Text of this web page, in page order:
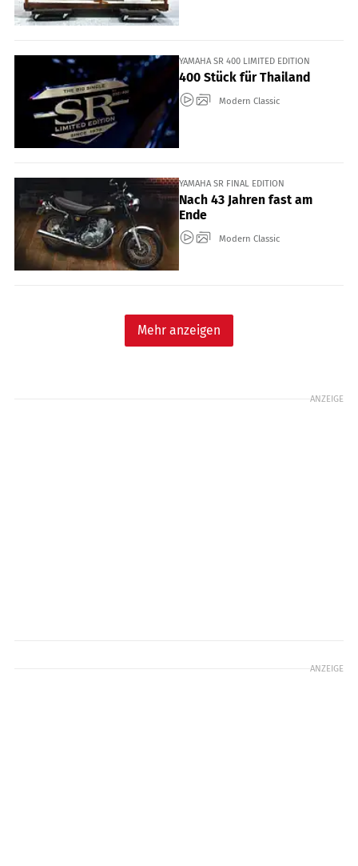
YAMAHA SR 400 LIMITED EDITION
400 Stück für Thailand
Modern Classic
YAMAHA SR FINAL EDITION
Nach 43 Jahren fast am
Ende
Modern Classic
Mehr anzeigen
ANZEIGE
ANZEIGE